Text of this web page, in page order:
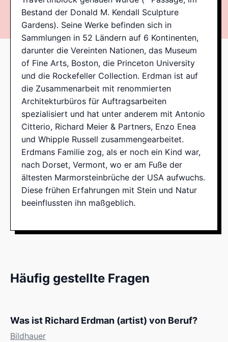
Bestand der Donald M. Kendall Sculpture
Gardens). Seine Werke befinden sich in
Sammlungen in 52 Ländern auf 6 Kontinenten,
darunter die Vereinten Nationen, das Museum
of Fine Arts, Boston, die Princeton University
und die Rockefeller Collection. Erdman ist auf
die Zusammenarbeit mit renommierten
Architekturbüros für Auftragsarbeiten
spezialisiert und hat unter anderem mit Antonio
Citterio, Richard Meier & Partners, Enzo Enea
und Whipple Russell zusammengearbeitet.
Erdmans Familie zog, als er noch ein Kind war,
nach Dorset, Vermont, wo er am Fuße der
ältesten Marmorsteinbrüche der USA aufwuchs.
Diese frühen Erfahrungen mit Stein und Natur
beeinflussten ihn maßgeblich.
Häufig gestellte Fragen
Was ist Richard Erdman (artist) von Beruf?
Bildhauer